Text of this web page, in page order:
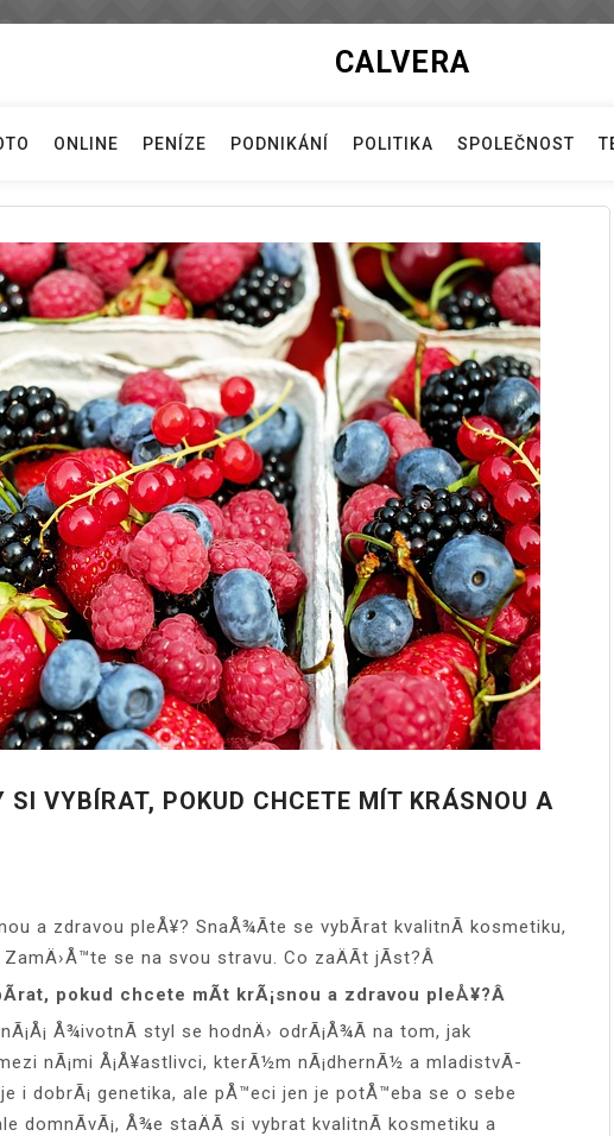
CALVERA
ONLINE PENÍZE PODNIKÁNÍ POLITIKA SPOLEČNOST
SI VYBÍRAT, POKUD CHCETE MÍT KRÁSNOU A
a zdravou pleÅ¥? SnaÅ¾Ã­te se vybÃ­rat kvalitnÃ­ kosmetiku,
se na svou stravu. Co zaÄÃ­t jÃ­st?Â
pokud chcete mÃ­t krÃ¡snou a zdravou pleÅ¥?Â
Å¾ivotnÃ­ styl se hodnÄ› odrÃ¡Å¾Ã­ na tom, jak
nÃ¡mi Å¡Å¥astlivci, kterÃ½m nÃ¡dhernÃ½ a mladistvÃ­
i dobrÃ¡ genetika, ale pÅ™eci jen je potÅ™eba se o sebe
domnÃ­vÃ¡, Å¾e staÄÃ­ si vybrat kvalitnÃ­ kosmetiku a